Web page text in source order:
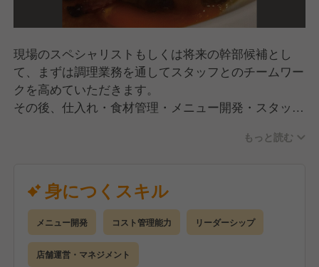
現場のスペシャリストもしくは将来の幹部候補とし
て、まずは調理業務を通してスタッフとのチームワー
クを高めていただきます。
その後、仕入れ・食材管理・メニュー開発・スタッフ
グリル料理は焼き加減にこだわり、厳選した素材の旨
味を最大限に引き出して提供。幅広い経験を積みなが
らスキルを磨けます！
もっと読む
身につくスキル
メニュー開発 コスト管理能力 リーダーシップ
店舗運営・マネジメント